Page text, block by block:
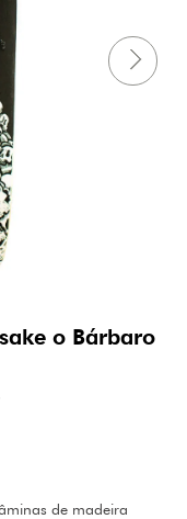
o Bárbaro
de madeira